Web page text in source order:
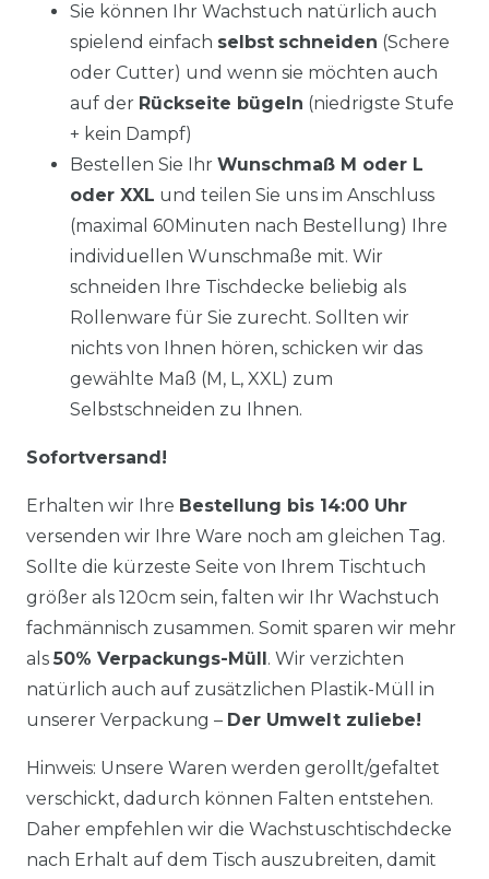
Sie können Ihr Wachstuch natürlich auch
spielend einfach selbst schneiden (Schere
oder Cutter) und wenn sie möchten auch
auf der Rückseite bügeln (niedrigste Stufe
+ kein Dampf)
Bestellen Sie Ihr Wunschmaß M oder L
oder XXL und teilen Sie uns im Anschluss
(maximal 60Minuten nach Bestellung) Ihre
individuellen Wunschmaße mit. Wir
schneiden Ihre Tischdecke beliebig als
Rollenware für Sie zurecht. Sollten wir
nichts von Ihnen hören, schicken wir das
gewählte Maß (M, L, XXL) zum
Selbstschneiden zu Ihnen.
Sofortversand!
Erhalten wir Ihre Bestellung bis 14:00 Uhr
versenden wir Ihre Ware noch am gleichen Tag.
Sollte die kürzeste Seite von Ihrem Tischtuch
größer als 120cm sein, falten wir Ihr Wachstuch
fachmännisch zusammen. Somit sparen wir mehr
als 50% Verpackungs-Müll. Wir verzichten
natürlich auch auf zusätzlichen Plastik-Müll in
unserer Verpackung – Der Umwelt zuliebe!
Hinweis: Unsere Waren werden gerollt/gefaltet
verschickt, dadurch können Falten entstehen.
Daher empfehlen wir die Wachstuschtischdecke
nach Erhalt auf dem Tisch auszubreiten, damit